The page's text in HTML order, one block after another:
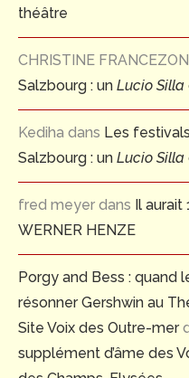
théâtre
CHRISTINE FRANCEZON
Salzbourg : un Lucio Silla
Kediha dans Les
Salzbourg : un Lucio Silla
fred meyer dans Il aurait
WERNER HENZE
Porgy and Bess : quand
résonner Gershwin au
Site Voix des Outre-mer
supplément d’âme des